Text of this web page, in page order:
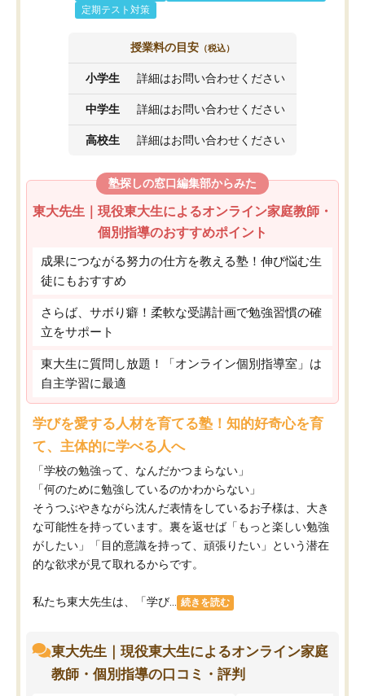
定期テスト対策
授業料の目安 （税込）
小学生 詳細はお問い合わせください
中学生 詳細はお問い合わせください
高校生 詳細はお問い合わせください
塾探しの窓口編集部からみた
東大先生｜現役東大生によるオンライン家庭教師・
個別指導のおすすめポイント
成果につながる努力の仕方を教える塾！伸び悩む生
徒にもおすすめ
さらば、サボり癖！柔軟な受講計画で勉強習慣の確
立をサポート
東大生に質問し放題！「オンライン個別指導室」は
自主学習に最適
学びを愛する人材を育てる塾！知的好奇心を育
て、主体的に学べる人へ
「学校の勉強って、なんだかつまらない」
「何のために勉強しているのかわからない」
そうつぶやきながら沈んだ表情をしているお子様は、大き
な可能性を持っています。裏を返せば「もっと楽しい勉強
がしたい」「目的意識を持って、頑張りたい」という潜在
的な欲求が見て取れるからです。
私たち東大先生は、「学び... 続きを読む
東大先生｜現役東大生によるオンライン家庭
教師・個別指導の口コミ・評判